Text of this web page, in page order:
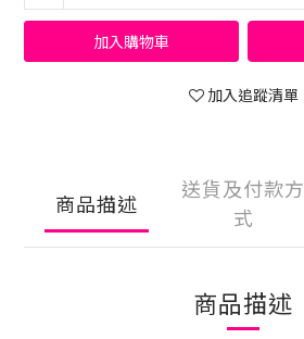
加入購物車
加入追蹤清單
商品描述
送貨及付款方
式
商品描述